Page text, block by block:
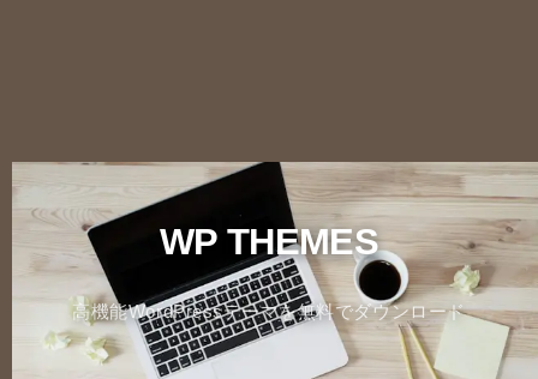
WP THEMES
高機能WordPressテーマを無料でダウンロード